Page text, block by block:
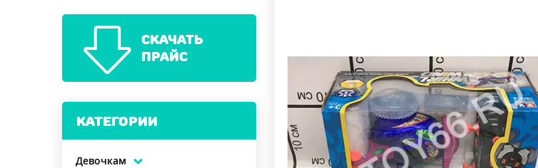
СКАЧАТЬ
ПРАЙС
КАТЕГОРИИ
Девочкам